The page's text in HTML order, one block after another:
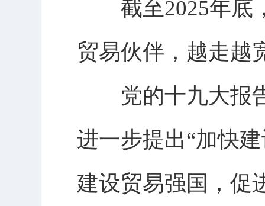
截至2025年底，
贸易伙伴，越走越
党的十九大报告
进一步提出“加快
建设贸易强国，